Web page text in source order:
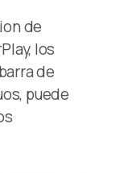
de
los
de
puede